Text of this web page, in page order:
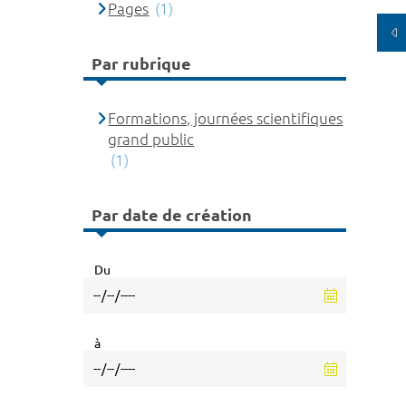
Pages (1)
Par rubrique
Formations, journées scientifiques
grand public
(1)
Par date de création
Du
à